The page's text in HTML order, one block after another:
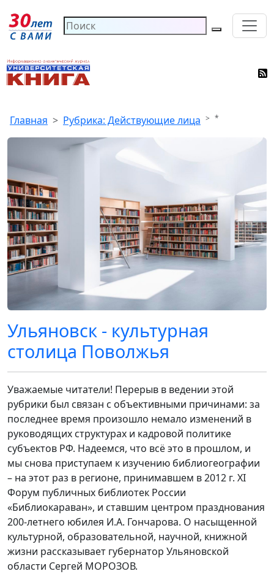
Главная Рубрика: Действующие лица *
Ульяновск - культурная
столица Поволжья
Уважаемые читатели! Перерыв в ведении этой
рубрики был связан с объективными причинами: за
последнее время произошло немало изменений в
руководящих структурах и кадровой политике
субъектов РФ. Надеемся, что всё это в прошлом, и
мы снова приступаем к изучению библиогеографии
– на этот раз в регионе, принимавшем в 2012 г. XI
Форум публичных библиотек России
«Библиокараван», и ставшим центром празднования
200-летнего юбилея И.А. Гончарова. О насыщенной
культурной, образовательной, научной, книжной
жизни рассказывает губернатор Ульяновской
области Сергей МОРОЗОВ.